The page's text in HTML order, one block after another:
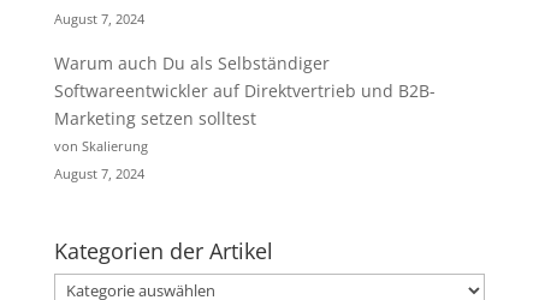
August 7, 2024
Warum auch Du als Selbständiger
Softwareentwickler auf Direktvertrieb und B2B-
Marketing setzen solltest
von Skalierung
August 7, 2024
Kategorien der Artikel
Kategorien